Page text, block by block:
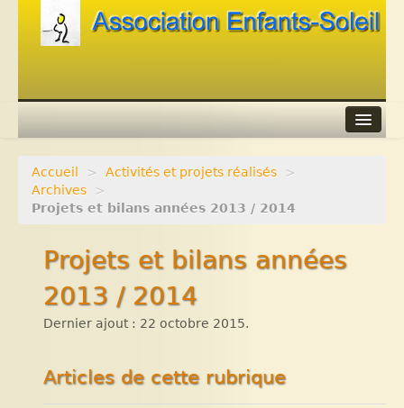
Agenda
Adhérer
Contacts
Liens
Accueil > Activités et projets réalisés
>
Archives
>
Projets et bilans années 2013 / 2014
Projets et bilans années
2013 / 2014
Dernier ajout : 22 octobre 2015.
Articles de cette rubrique